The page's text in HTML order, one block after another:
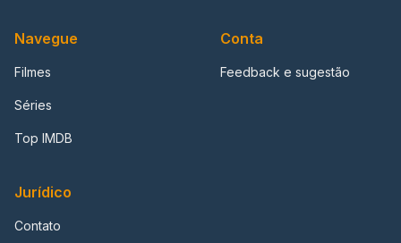
Navegue
Filmes
Séries
Top IMDB
Conta
Feedback e sugestão
Jurídico
Contato